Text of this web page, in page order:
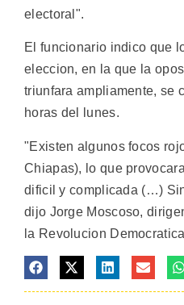
electoral".
El funcionario indico que
eleccion, en la que la
triunfara ampliamente, se
horas del lunes.
"Existen algunos focos
Chiapas), lo que
dificil y complicada (…)
dijo Jorge Moscoso,
la Revolucion